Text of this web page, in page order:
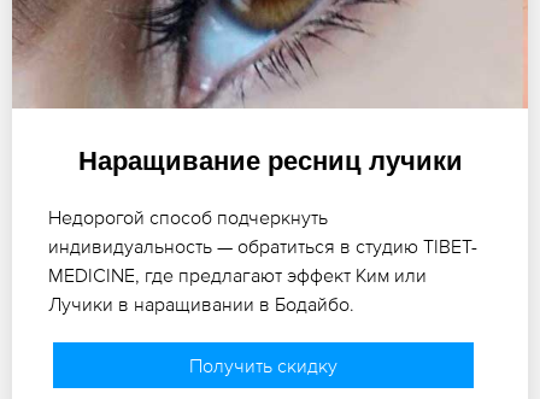
Наращивание ресниц лучики
Недорогой способ подчеркнуть
индивидуальность — обратиться в студию TIBET-
MEDICINE, где предлагают эффект Ким или
Лучики в наращивании в Бодайбо.
Получить скидку